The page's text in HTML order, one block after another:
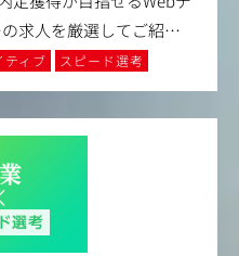
求人を厳選してご紹…
ティブ スピード選考